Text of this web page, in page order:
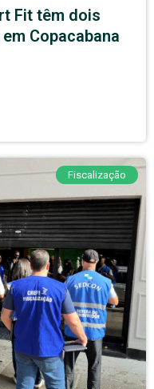
Fit têm dois
Copacabana
Fiscalização